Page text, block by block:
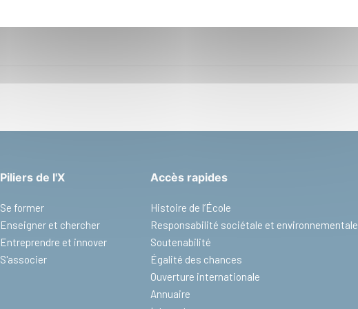
Piliers de l'X
Se former
Enseigner et chercher
Entreprendre et innover
S'associer
Accès rapides
Histoire de l’École
Responsabilité sociétale et environnementale
Soutenabilité
Égalité des chances
Ouverture internationale
Annuaire